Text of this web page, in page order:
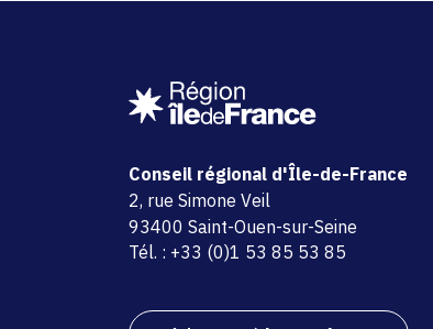
Conseil régional d'Île-de-France
adresse
2, rue Simone Veil
code postal et commune
93400 Saint-Ouen-sur-Seine
Tél. : +33 (0)1 53 85 53 85